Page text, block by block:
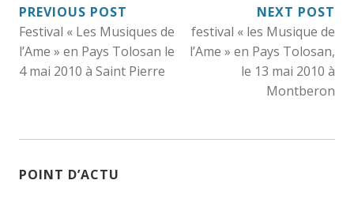
NAVIGATION
DE
L’ARTICLE
PREVIOUS POST
Festival « Les Musiques de
l’Ame » en Pays Tolosan le
4 mai 2010 à Saint Pierre
NEXT POST
festival « les Musique de
l’Ame » en Pays Tolosan,
le 13 mai 2010 à
Montberon
POINT D’ACTU